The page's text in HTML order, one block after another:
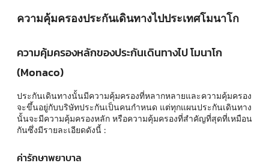
ความคุ้มครองประกันเดินทางไปประเทศโมนาโก
ความคุ้มครองหลักของประกันเดินทางไป โมนาโก
(Monaco)
ประกันเดินทางนั้นมีความคุ้มครองที่หลากหลายและความคุ้มครอง
จะขึ้นอยู่กับบริษัทประกันเป็นคนกำหนด แต่ทุกแผนประกันเดินทาง
นั้นจะมีความคุ้มครองหลัก หรือความคุ้มครองที่สำคัญที่สุดที่เหมือน
กันซึ่งมีรายละเอียดดังนี้ :
ค่ารักษาพยาบาล